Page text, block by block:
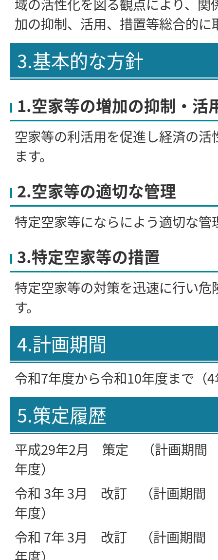
域の活性化を図る観点により、関
加の抑制、活用、措置等総合的に
3.基本的な方針
1.空家等の増加の抑制・活
空家等の利活用を促進し経済の
ます。
2.空家等の適切な管理
特定空家等にならによう適切な管
3.特定空家等の措置
特定空家等の対策を迅速に行い
す。
4.計画期間
令和7年度から令和10年度まで（
5.策定履歴
平成29年2月 策定 （計画期間
年度）
令和 3年 3月 改訂 （計画期間
年度）
令和 7年 3月 改訂 （計画期間
年度）